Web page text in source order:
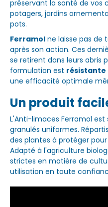
préservant la santé de vos
potagers, jardins
pots.
Ferramol ne laisse pas de
après son action. Ces
se retirent dans leurs abris
formulation est résistante
une efficacité optimale
Un produit
L'Anti-limaces Ferramol
granulés uniformes.
des plantes à protéger
Adapté à l'agriculture
strictes en matière de
utilisation en toute